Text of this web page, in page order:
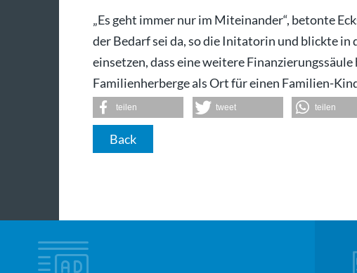
„Es geht immer nur im Miteinander“, betonte
der Bedarf sei da, so die Initatorin und blickte in
einsetzen, dass eine weitere
Familienherberge als Ort für einen Familien-
teilen tweet teilen
Back